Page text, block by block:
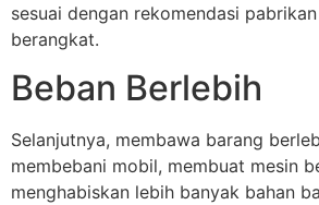
sesuai dengan rekomendasi
berangkat.
Beban Berlebih
Selanjutnya, membawa barang
membebani mobil, membuat mesin
menghabiskan lebih banyak bahan